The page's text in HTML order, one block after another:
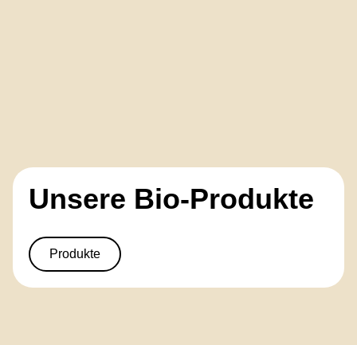
Unsere Bio-Produkte
Produkte